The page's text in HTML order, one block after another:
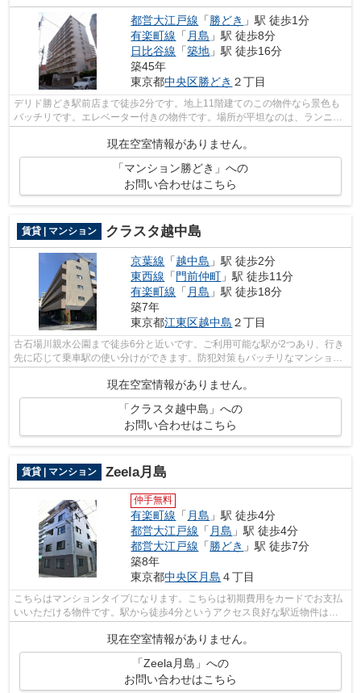
都営大江戸線 「 勝どき 」駅 徒歩1分
有楽町線 「 月島 」駅 徒歩8分
日比谷線 「築地 」駅 徒歩16分
築45年
東京都中央区勝どき ２丁目
デリド勝どき駅前店まで徒歩2分です。地上11階建てのこの物件なら景色も
バッチリです。エレベーター付きの物件です。場所が平坦なのは、ランニン
現在空室情報がありません。
「マンション勝どき」への
お問い合わせはこちら
賃貸 | マンション クラスタ越中島
京葉線 「越中島 」駅 徒歩2分
東西線 「門前仲町 」駅 徒歩11分
有楽町線 「 月島 」駅 徒歩18分
築7年
東京都江東区越中島 ２丁目
古石場川親水公園まで徒歩6分と近いです。ご利用可能な駅が2つあり、行き
先に応じて乗車駅の使い分けができます。防犯対策もバッチリなマンション
現在空室情報がありません。
「クラスタ越中島」への
お問い合わせはこちら
賃貸 | マンション Zeela月島
仲手無料
有楽町線 「 月島 」駅 徒歩4分
都営大江戸線 「 月島 」駅 徒歩4分
都営大江戸線 「 勝どき 」駅 徒歩7分
築8年
東京都中央区月島 ４丁目
こちらはマンションタイプになります。こちらは初期費用をカードでお支払
いいただける物件です。駅から徒歩4分というアクセス良好な駅近物件はい
かがですか。ご紹介するのは平成30年8...
現在空室情報がありません。
「Zeela月島」への
お問い合わせはこちら